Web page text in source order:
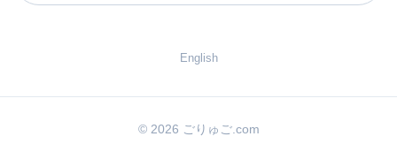
English
© 2026 ごりゅご.com